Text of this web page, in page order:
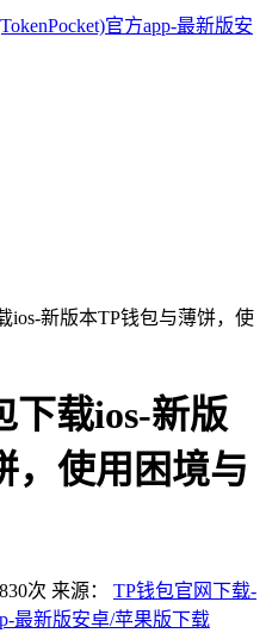
ios-新版本TP钱包与薄饼，使
下载ios-新版
，使用困境与
830次 来源： TP钱包官网下载-
最新版安卓/苹果版下载